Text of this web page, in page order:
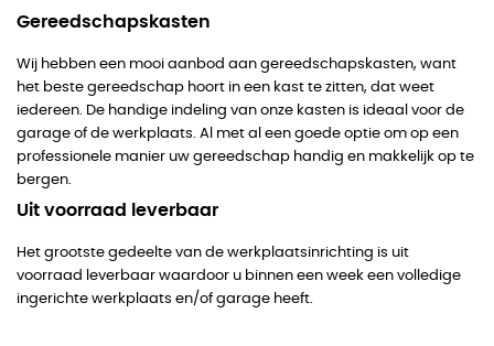
Gereedschapskasten
Wij hebben een mooi aanbod aan gereedschapskasten, want
het beste gereedschap hoort in een kast te zitten, dat weet
iedereen. De handige indeling van onze kasten is ideaal voor de
garage of de werkplaats. Al met al een goede optie om op een
professionele manier uw gereedschap handig en makkelijk op te
bergen.
Uit voorraad leverbaar
Het grootste gedeelte van de werkplaatsinrichting is uit
voorraad leverbaar waardoor u binnen een week een volledige
ingerichte werkplaats en/of garage heeft.